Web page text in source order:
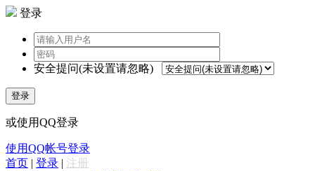
登录
安全提问(未设置请忽略)
登录
或使用QQ登录
使用QQ帐号登录
首页 | 登录 | 注册